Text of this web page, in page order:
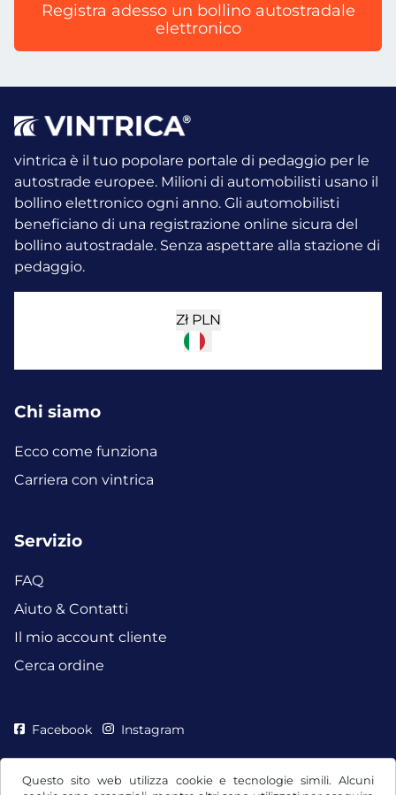
Questo sito web utilizza cookie e tecnologie simili. Alcuni
Registra adesso un bollino autostradale
elettronico
vintrica è il tuo popolare portale di pedaggio per le
autostrade europee. Milioni di automobilisti usano il
bollino elettronico ogni anno. Gli automobilisti
beneficiano di una registrazione online sicura del
bollino autostradale. Senza aspettare alla stazione di
pedaggio.
Zł PLN
Chi siamo
Ecco come funziona
Carriera con vintrica
Servizio
FAQ
Aiuto & Contatti
Il mio account cliente
Cerca ordine
Facebook Instagram